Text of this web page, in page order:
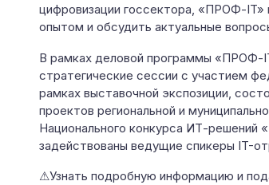
цифровизации госсектора, «ПРОФ-IT»
опытом и обсудить актуальные
В рамках деловой программы «ПРОФ-
стратегические сессии с участием
рамках выставочной экспозиции,
проектов региональной и
Национального конкурса ИТ-
задействованы ведущие спикеры IT-
⚠Узнать подробную информацию и